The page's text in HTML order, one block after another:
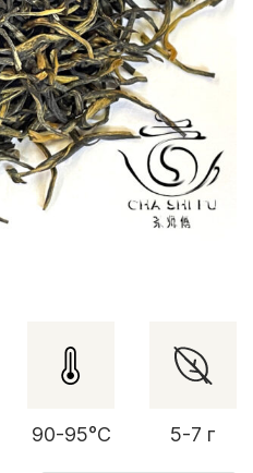
90-95°C 5-7 г